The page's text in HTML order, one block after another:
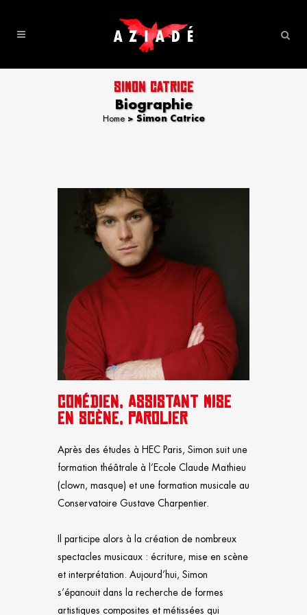
SIMON CATRICE
Biographie
Home> Simon Catrice
COMÉDIEN, ASSISTANT MISE
EN SCÈNE, PAROLIER
Après des études à HEC Paris, Simon suit une
formation théâtrale à l’Ecole Claude Mathieu
(clown, masque) et une formation musicale au
Conservatoire Gustave Charpentier.
Il participe alors à la création de nombreux
spectacles musicaux : écriture, mise en scène
et interprétation. Aujourd’hui, Simon
s’épanouit dans la recherche de formes
artistiques composites et métissées qui